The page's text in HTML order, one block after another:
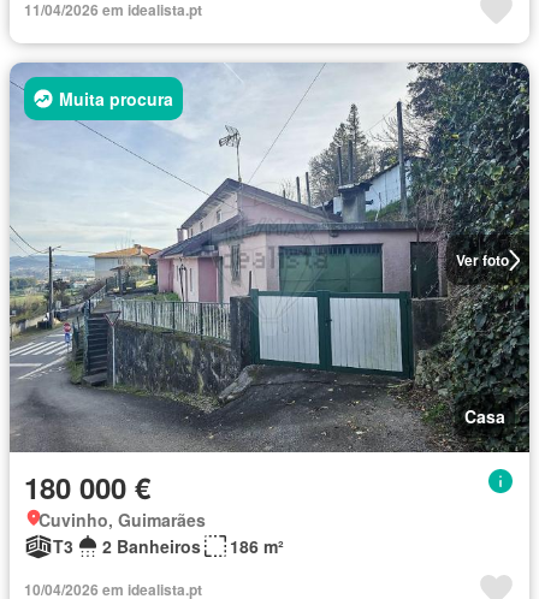
11/04/2026 em idealista.pt
Ver foto
Muita procura
Casa
180 000 €
Cuvinho, Guimarães
T3
2 Banheiros 186 m²
10/04/2026 em idealista.pt